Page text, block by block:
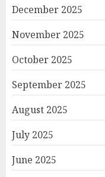
December 2025
November 2025
October 2025
September 2025
August 2025
July 2025
June 2025